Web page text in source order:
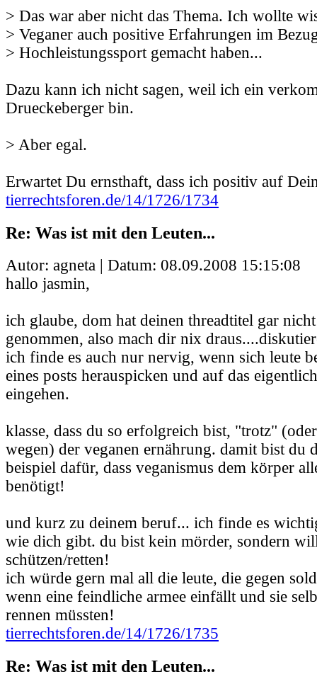
> Das war aber nicht das Thema. Ich wollte
> Veganer auch positive Erfahrungen im
> Hochleistungssport gemacht haben...
Dazu kann ich nicht sagen, weil ich ein
Drueckeberger bin.
> Aber egal.
Erwartet Du ernsthaft, dass ich positiv auf
tierrechtsforen.de/14/1726/1734
Re: Was ist mit den Leuten...
Autor: agneta | Datum: 08.09.2008 15:15:08
hallo jasmin,
ich glaube, dom hat deinen threadtitel gar
genommen, also mach dir nix
ich finde es auch nur nervig, wenn sich leute
eines posts herauspicken und auf das
eingehen.
klasse, dass du so erfolgreich bist, "trotz"
wegen) der veganen ernährung. damit bist du
beispiel dafür, dass veganismus dem körper
benötigt!
und kurz zu deinem beruf... ich finde es
wie dich gibt. du bist kein mörder, sondern
schützen/retten!
ich würde gern mal all die leute, die gegen
wenn eine feindliche armee einfällt und sie
rennen müssten!
tierrechtsforen.de/14/1726/1735
Re: Was ist mit den Leuten...